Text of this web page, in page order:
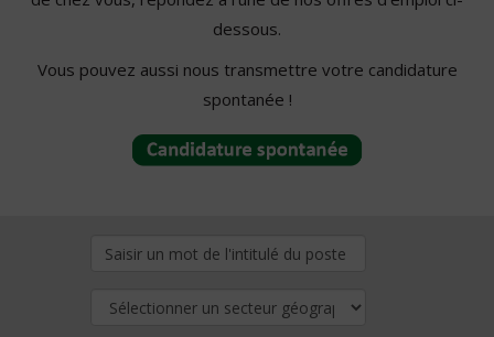
dessous.
Vous pouvez aussi nous transmettre votre candidature
spontanée !